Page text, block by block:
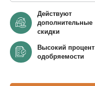
Действуют
дополнительные
скидки
Высокий процент
одобряемости